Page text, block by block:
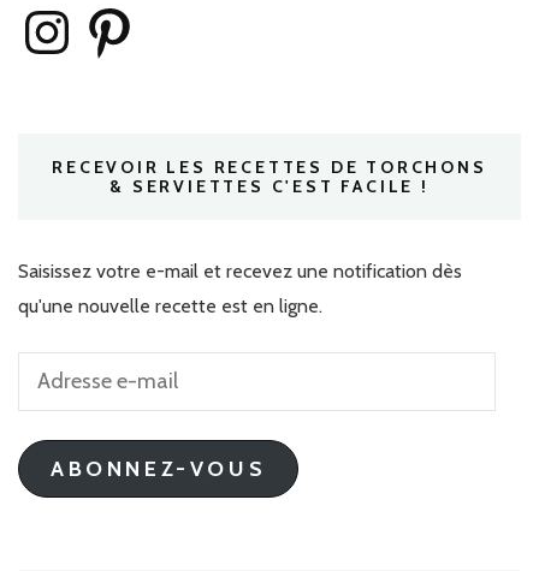
InstagramPinterest
RECEVOIR LES RECETTES DE TORCHONS
& SERVIETTES C'EST FACILE !
Saisissez votre e-mail et recevez une notification dès
qu'une nouvelle recette est en ligne.
Adresse
mail
ABONNEZ-VOUS